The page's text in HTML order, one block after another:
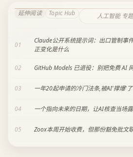
延伸阅读 Topic Hub 人工智能 专题
01
Claude公开系统提示词：出口管制事
正变化是什么
02 GitHub Models 已退役：别把免费 AI
03 一年20起申请的冷门法条,被AI'撑爆'了
04 一个指向未来的日期，让AI核查当场
05 Zoox本周开始收费，但那份豁免批文